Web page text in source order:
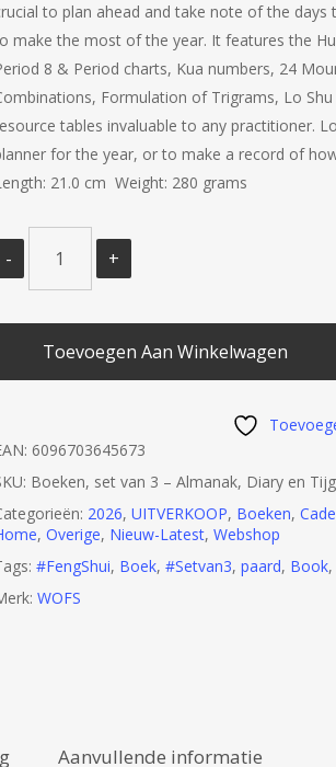
to plan ahead and take note of the
make the most of the year. It features the
8 & Period charts, Kua numbers, 24
Formulation of Trigrams, Lo
tables invaluable to any practitioner.
for the year, or to make a record of
21.0 cm Weight: 280 grams
Toevoegen Aan Winkelwagen
6096703645673
Boeken, set van 3 – Almanak, Diary en
2026, UITVERKOOP, Boeken,
, Overige, Nieuw-Latest, Webshop
#FengShui, Boek, #Setvan3, paard, Book,
WOFS
Aanvullende informatie